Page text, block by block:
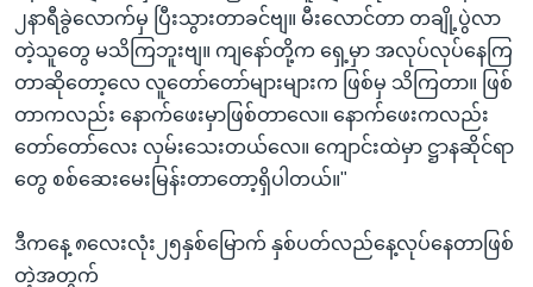
၂နာရီခွဲလောက်မှ ပြီးသွားတာခင်ဗျ။ မီးလောင်တာ တချို့ပွဲလာ
တဲ့သူတွေ မသိကြဘူးဗျ။ ကျနော်တို့က ရှေ့မှာ အလုပ်လုပ်နေကြ
တာဆိုတော့လေ လူတော်တော်များများက ဖြစ်မှ သိကြတာ။ ဖြစ်
တာကလည်း နောက်ဖေးမှာဖြစ်တာလေ။ နောက်ဖေးကလည်း
တော်တော်လေး လှမ်းသေးတယ်လေ။ ကျောင်းထဲမှာ ဋ္ဌာနဆိုင်ရာ
တွေ စစ်ဆေးမေးမြန်းတာတော့ရှိပါတယ်။"
ဒီကနေ့ ၈လေးလုံး၂၅နှစ်မြောက် နှစ်ပတ်လည်နေ့လုပ်နေတာဖြစ်
တဲ့အတွက်